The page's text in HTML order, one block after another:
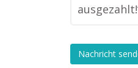
Nachricht